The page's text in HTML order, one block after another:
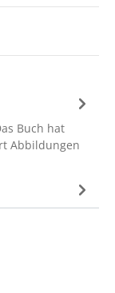
Buch hat
Abbildungen